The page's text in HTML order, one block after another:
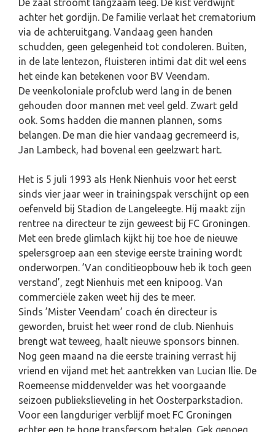
De zaal stroomt langzaam leeg. De kist verdwijnt
achter het gordijn. De familie verlaat het crematorium
via de achteruitgang. Vandaag geen handen
schudden, geen gelegenheid tot condoleren. Buiten,
in de late lentezon, fluisteren intimi dat dit wel eens
het einde kan betekenen voor BV Veendam.
De veenkoloniale profclub werd lang in de benen
gehouden door mannen met veel geld. Zwart geld
ook. Soms hadden die mannen plannen, soms
belangen. De man die hier vandaag gecremeerd is,
Jan Lambeck, had bovenal een geelzwart hart.
Het is 5 juli 1993 als Henk Nienhuis voor het eerst
sinds vier jaar weer in trainingspak verschijnt op een
oefenveld bij Stadion de Langeleegte. Hij maakt zijn
rentree na directeur te zijn geweest bij FC Groningen.
Met een brede glimlach kijkt hij toe hoe de nieuwe
spelersgroep aan een stevige eerste training wordt
onderworpen. ’Van conditieopbouw heb ik toch geen
verstand’, zegt Nienhuis met een knipoog. Van
commerciële zaken weet hij des te meer.
Sinds ’Mister Veendam’ coach én directeur is
geworden, bruist het weer rond de club. Nienhuis
brengt wat teweeg, haalt nieuwe sponsors binnen.
Nog geen maand na die eerste training verrast hij
vriend en vijand met het aantrekken van Lucian Ilie. De
Roemeense middenvelder was het voorgaande
seizoen publiekslieveling in het Oosterparkstadion.
Voor een langduriger verblijf moet FC Groningen
echter een te hoge transfersom betalen. Gek genoeg